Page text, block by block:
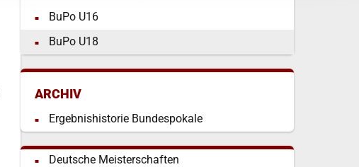
BuPo U16
BuPo U18
ARCHIV
Ergebnishistorie Bundespokale
Deutsche Meisterschaften